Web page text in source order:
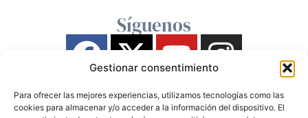
Gestionar consentimiento
Para ofrecer las mejores experiencias, utilizamos tecnologías como las
cookies para almacenar y/o acceder a la información del dispositivo. El
Síguenos